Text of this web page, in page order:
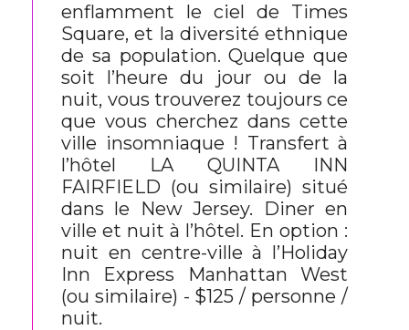
enflamment le ciel de Times
Square, et la diversité ethnique
de sa population. Quelque que
soit l’heure du jour ou de la
nuit, vous trouverez toujours ce
que vous cherchez dans cette
ville insomniaque ! Transfert à
l’hôtel LA QUINTA INN
FAIRFIELD (ou similaire) situé
dans le New Jersey. Diner en
ville et nuit à l’hôtel. En option :
nuit en centre-ville à l’Holiday
Inn Express Manhattan West
(ou similaire) - $125 / personne /
nuit.